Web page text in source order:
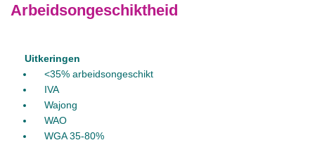
Arbeidsongeschiktheid
Uitkeringen
<35% arbeidsongeschikt
IVA
Wajong
WAO
WGA 35-80%